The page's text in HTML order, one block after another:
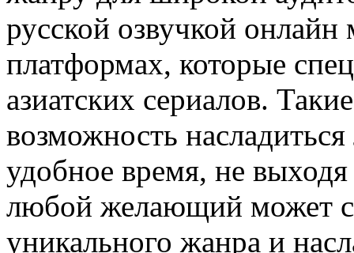
русской озвучкой
платформах, которые
азиатских сериалов.
возможность
удобное время, не
любой желающий может
уникального жанра и